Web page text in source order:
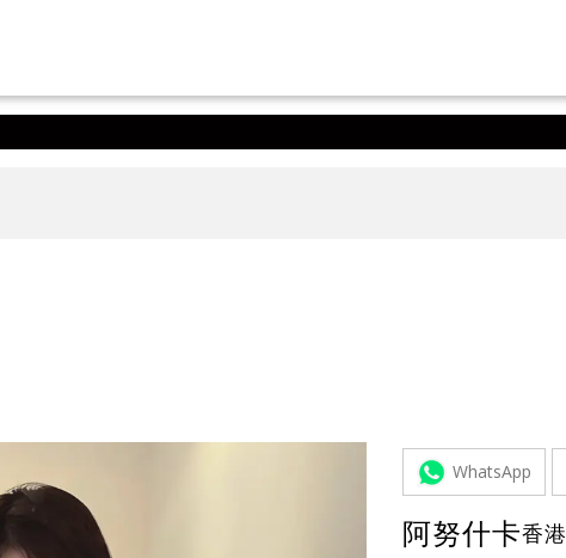
WhatsApp
阿努什卡香港